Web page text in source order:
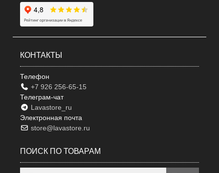
КОНТАКТЫ
Телефон
+7 926 256-65-15
Телеграм-чат
Lavastore_ru
Электронная почта
store@lavastore.ru
ПОИСК ПО ТОВАРАМ